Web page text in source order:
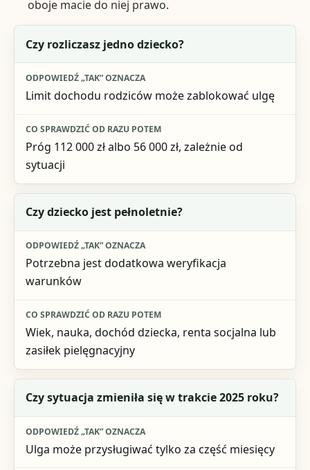
oboje macie do niej prawo.
Pytanie na start
Odpowiedź „tak” oznacza
Czy rozliczasz jedno dziecko?
Limit dochodu rodziców może zablokować ulgę
Próg 112 000 zł albo 56 000 zł, zależnie od
sytuacji
Czy dziecko jest pełnoletnie?
Potrzebna jest dodatkowa weryfikacja
warunków
Wiek, nauka, dochód dziecka, renta socjalna lub
zasiłek pielęgnacyjny
Czy sytuacja zmieniła się w trakcie 2025 roku?
Ulga może przysługiwać tylko za część miesięcy